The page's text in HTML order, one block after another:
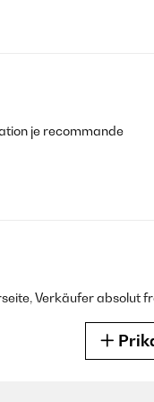
je recommande
Verkäufer absolut